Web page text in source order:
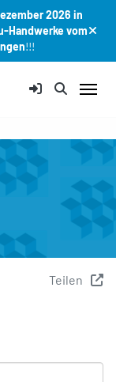
2026 in
Handwerke vom
!!!
Teilen